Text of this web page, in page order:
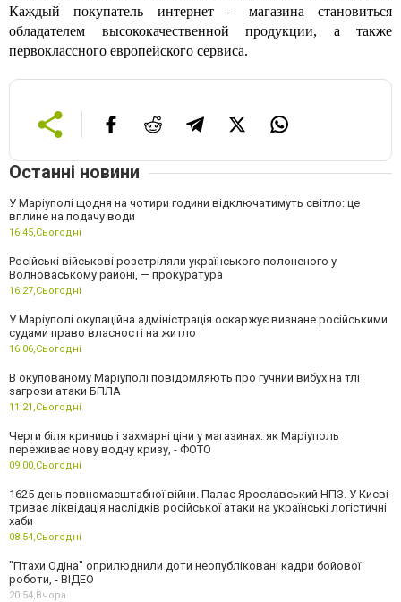
Каждый покупатель интернет – магазина становиться
обладателем высококачественной продукции, а также
первоклассного европейского сервиса.
Останні новини
У Маріуполі щодня на чотири години відключатимуть світло: це
вплине на подачу води
16:45,Сьогодні
Російські військові розстріляли українського полоненого у
Волноваському районі, — прокуратура
16:27,Сьогодні
У Маріуполі окупаційна адміністрація оскаржує визнане російськими
судами право власності на житло
16:06,Сьогодні
В окупованому Маріуполі повідомляють про гучний вибух на тлі
загрози атаки БПЛА
11:21,Сьогодні
Черги біля криниць і захмарні ціни у магазинах: як Маріуполь
переживає нову водну кризу, - ФОТО
09:00,Сьогодні
1625 день повномасштабної війни. Палає Ярославський НПЗ. У Києві
триває ліквідація наслідків російської атаки на українські логістичні
хаби
08:54,Сьогодні
"Птахи Одіна" оприлюднили доти неопубліковані кадри бойової
роботи, - ВІДЕО
20:54,Вчора